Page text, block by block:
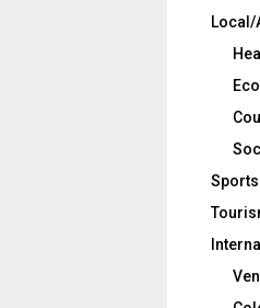
Local/
Sports